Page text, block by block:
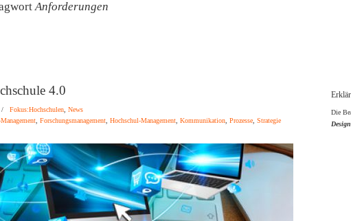
Anforderungen
4.0
/ Fokus:Hochschulen, News
, Forschungsmanagement, Hochschul-Management, Kommunikation, Prozesse, Strategie
Die